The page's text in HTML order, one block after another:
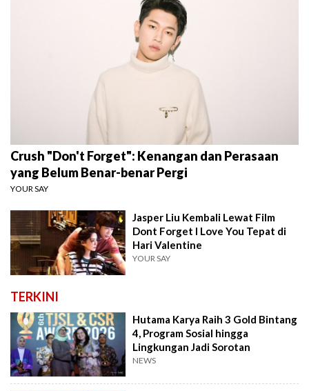
Crush "Don't Forget": Kenangan dan Perasaan
yang Belum Benar-benar Pergi
YOUR SAY
Jasper Liu Kembali Lewat Film
Dont Forget I Love You Tepat di
Hari Valentine
YOUR SAY
TERKINI
Hutama Karya Raih 3 Gold Bintang
4, Program Sosial hingga
Lingkungan Jadi Sorotan
NEWS